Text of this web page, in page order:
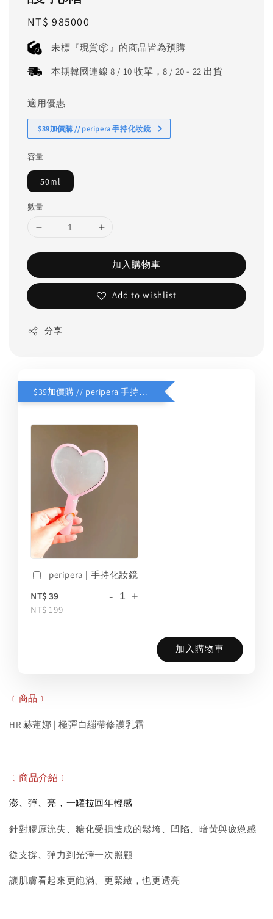
Regular
price
NT$ 985000
未標『現貨📦』的商品皆為預購
本期韓國連線 8 / 10 收單，8 / 20 - 22 出貨
適用優惠
$39加價購 // peripera 手持化妝鏡
容量
50ml
數量
加入購物車
Add to wishlist
分享
$39加價購 // peripera 手持化妝鏡
peripera | 手持化妝鏡
NT$ 39
NT$ 199
- +
加入購物車
﹝商品﹞
HR 赫蓮娜 | 極彈白繃帶修護乳霜
﹝商品介紹﹞
澎、彈、亮，一罐拉回年輕感
針對膠原流失、糖化受損造成的鬆垮、凹陷、暗黃與疲憊感
從支撐、彈力到光澤一次照顧
讓肌膚看起來更飽滿、更緊緻，也更透亮